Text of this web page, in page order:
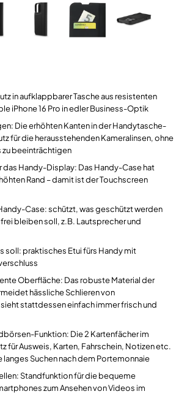
in aufklappbarer Tasche aus resistenten
iPhone 16 Pro in edler Business-Optik
Die erhöhten Kanten in der Handytasche-
für die herausstehenden Kameralinsen, ohne
beeinträchtigen
das Handy-Display: Das Handy-Case hat
Rand – damit ist der Touchscreen
Case: schützt, was geschützt werden
bleiben soll, z.B. Lautsprecher und
soll: praktisches Etui fürs Handy mit
Oberfläche: Das robuste Material der
hässliche Schlieren von
stattdessen einfach immer frisch und
Funktion: Die 2 Kartenfächer im
für Ausweis, Karten, Fahrschein, Notizen etc.
langes Suchen nach dem Portemonnaie
Standfunktion für die bequeme
zum Ansehen von Videos im